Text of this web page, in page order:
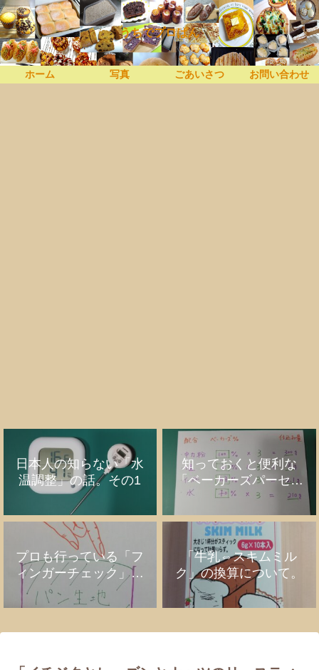
うちでプロぱん
ホーム 写真 ごあいさつ お問い合わせ
日本人の知らない「水
温調整」の話。その1
知っておくと便利な
「ベーカーズパーセン
ト」の話
プロも行っている「フ
ィンガーチェック」の
話。
「牛乳⇔スキムミル
ク」の換算について。